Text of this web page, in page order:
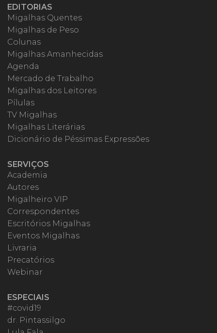
EDITORIAS
Migalhas Quentes
Migalhas de Peso
Colunas
Migalhas Amanhecidas
Agenda
Mercado de Trabalho
Migalhas dos Leitores
Pílulas
TV Migalhas
Migalhas Literárias
Dicionário de Péssimas Expressões
SERVIÇOS
Academia
Autores
Migalheiro VIP
Correspondentes
Escritórios Migalhas
Eventos Migalhas
Livraria
Precatórios
Webinar
ESPECIAIS
#covid19
dr. Pintassilgo